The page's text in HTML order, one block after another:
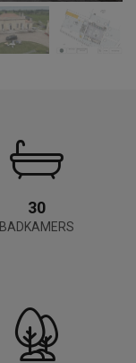
30
BADKAMERS